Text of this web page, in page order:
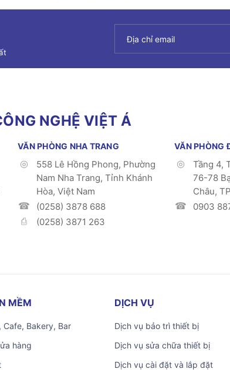
NGHỆ VIỆT Á
VĂN PHÒNG NHA TRANG
558 Lê Hồng Phong, Phường
Nam Nha Trang, Tỉnh Khánh
Hòa, Việt Nam
(0258) 3878 688
(0258) 3871 263
VĂN PHÒNG
Tầng 4,
76-78
Châu,
0903
MỀM
Cafe, Bakery, Bar
hàng
DỊCH VỤ
Dịch vụ bảo trì thiết bị
Dịch vụ sửa chữa thiết bị
Dịch vụ cài đặt và lắp đặt